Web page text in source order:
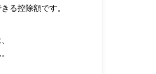
る控除額です。